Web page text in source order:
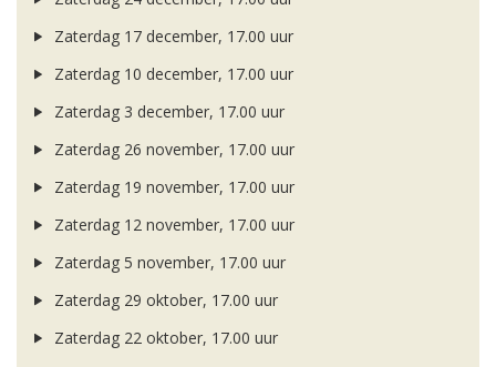
Zaterdag 17 december, 17.00 uur
Zaterdag 10 december, 17.00 uur
Zaterdag 3 december, 17.00 uur
Zaterdag 26 november, 17.00 uur
Zaterdag 19 november, 17.00 uur
Zaterdag 12 november, 17.00 uur
Zaterdag 5 november, 17.00 uur
Zaterdag 29 oktober, 17.00 uur
Zaterdag 22 oktober, 17.00 uur